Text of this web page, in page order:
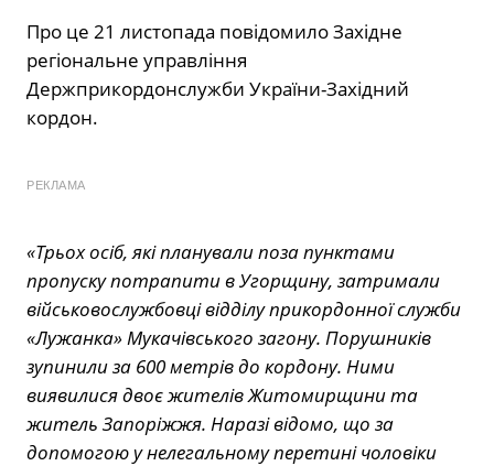
Про це 21 листопада повідомилоЗахідне
регіональне управління
Держприкордонслужби України-Західний
кордон.
РЕКЛАМА
«Трьох осіб, які планували поза пунктами
пропуску потрапити в Угорщину, затримали
військовослужбовці відділу прикордонної служби
«Лужанка» Мукачівського загону. Порушників
зупинили за 600 метрів до кордону. Ними
виявилися двоє жителів Житомирщини та
житель Запоріжжя. Наразі відомо, що за
допомогою у нелегальному перетині чоловіки